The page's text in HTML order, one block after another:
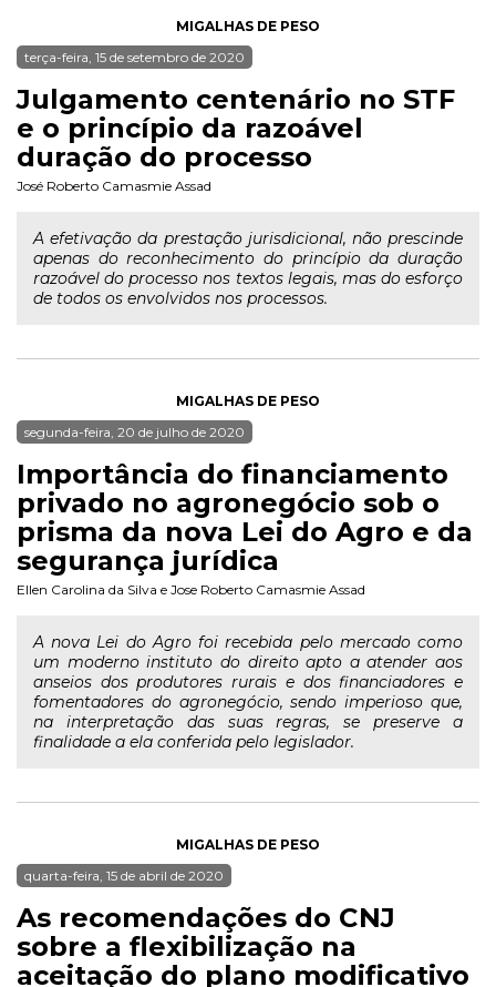
MIGALHAS DE PESO
terça-feira, 15 de setembro de 2020
Julgamento centenário no STF
e o princípio da razoável
duração do processo
José Roberto Camasmie Assad
A efetivação da prestação jurisdicional, não prescinde
apenas do reconhecimento do princípio da duração
razoável do processo nos textos legais, mas do esforço
de todos os envolvidos nos processos.
MIGALHAS DE PESO
segunda-feira, 20 de julho de 2020
Importância do financiamento
privado no agronegócio sob o
prisma da nova Lei do Agro e da
segurança jurídica
Ellen Carolina da Silva e Jose Roberto Camasmie Assad
A nova Lei do Agro foi recebida pelo mercado como
um moderno instituto do direito apto a atender aos
anseios dos produtores rurais e dos financiadores e
fomentadores do agronegócio, sendo imperioso que,
na interpretação das suas regras, se preserve a
finalidade a ela conferida pelo legislador.
MIGALHAS DE PESO
quarta-feira, 15 de abril de 2020
As recomendações do CNJ
sobre a flexibilização na
aceitação do plano modificativo